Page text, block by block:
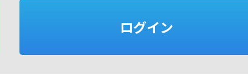
ログイン